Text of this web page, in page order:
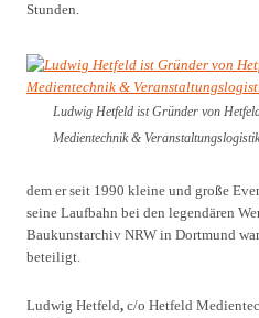
Stunden.
Ludwig Hetfeld ist Gründer von
Medientechnik & Veranstaltungslogistik
dem er seit 1990 kleine und große
seine Laufbahn bei den legendären
Baukunstarchiv NRW in Dortmund
beteiligt.
Ludwig Hetfeld, c/o Hetfeld